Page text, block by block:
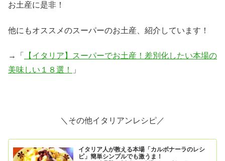
お土産に是非！
他にもオススメのスーパーのお土産、紹介しています！
→「
【イタリア】スーパーでお土産！差別化したい本場の
美味しい１８選！
」
＼その他イタリアンレシピ／
イタリア人が教える本場「カルボナーラのレシ
ピ」簡単シンプルでも激うま！